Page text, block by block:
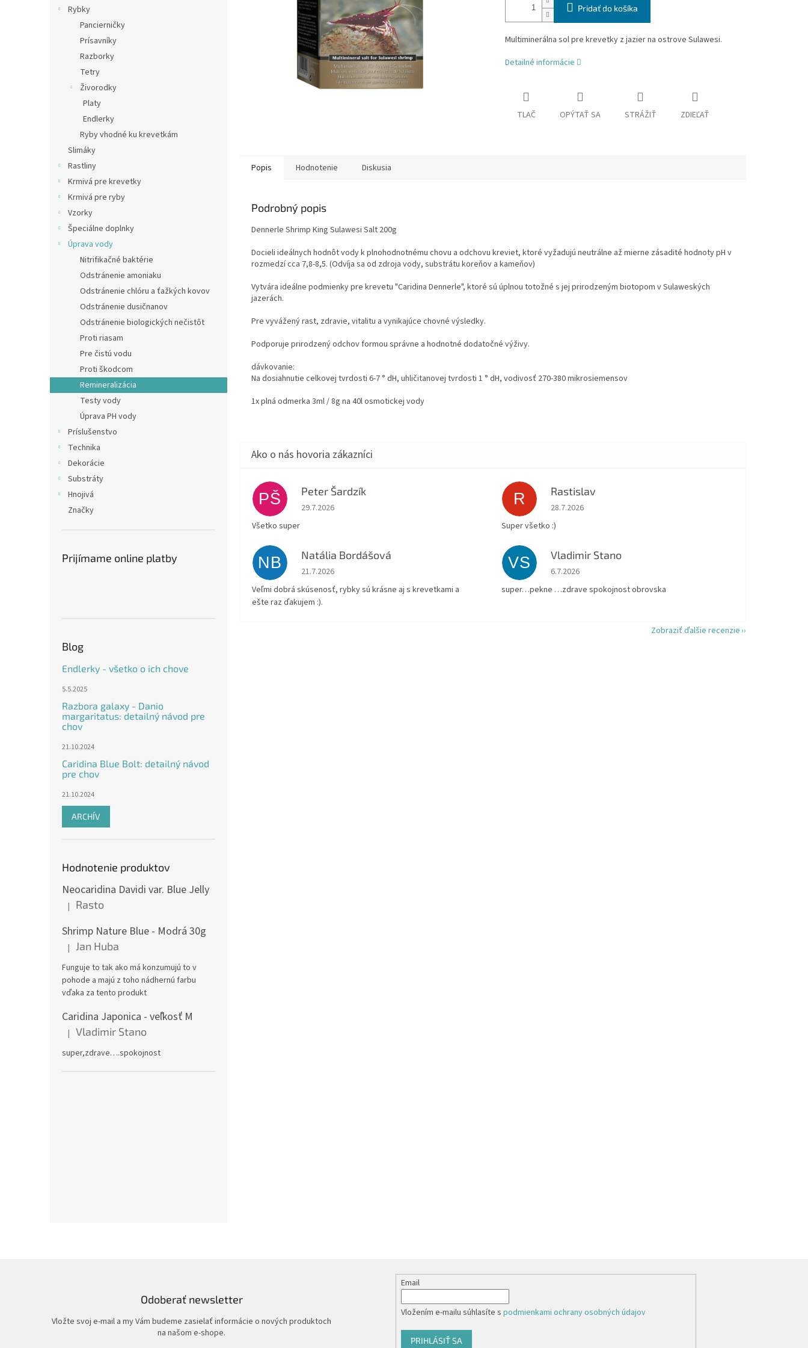
Rybky
Pancierničky
Prísavníky
Razborky
Tetry
Živorodky
Platy
Endlerky
Ryby vhodné ku krevetkám
Slimáky
Rastliny
Krmivá pre krevetky
Krmivá pre ryby
Vzorky
Špeciálne doplnky
Úprava vody
Nitrifikačné baktérie
Odstránenie amoniaku
Odstránenie chlóru a ťažkých kovov
Odstránenie dusičnanov
Odstránenie biologických nečistôt
Proti riasam
Pre čistú vodu
Proti škodcom
Remineralizácia
Testy vody
Úprava PH vody
Príslušenstvo
Technika
Dekorácie
Substráty
Hnojivá
Značky
Prijímame online platby
Blog
Endlerky - všetko o ich chove
5.5.2025
Razbora galaxy - Danio
margaritatus: detailný návod pre
chov
21.10.2024
Caridina Blue Bolt: detailný návod
pre chov
21.10.2024
ARCHÍV
Hodnotenie produktov
Neocaridina Davidi var. Blue Jelly
Hodnotenie produktu je 5 z 5 hviezdičiek.
| Rasto
Shrimp Nature Blue - Modrá 30g
Hodnotenie produktu je 5 z 5 hviezdičiek.
| Jan Huba
Funguje to tak ako má konzumujú to v
pohode a majú z toho nádhernú farbu
vďaka za tento produkt
Caridina Japonica - veľkosť M
Hodnotenie produktu je 5 z 5 hviezdičiek.
| Vladimir Stano
super,zdrave….spokojnost
Pridať do košíka
Multiminerálna sol pre krevetky z jazier na ostrove Sulawesi.
Detailné informácie
TLAČ OPÝTAŤ SA STRÁŽIŤ ZDIEĽAŤ
Popis Hodnotenie Diskusia
Podrobný popis
Dennerle Shrimp King Sulawesi Salt 200g
Docieli ideálnych hodnôt vody k plnohodnotnému chovu a odchovu kreviet, ktoré vyžadujú neutrálne až mierne zásadité hodnoty pH v
rozmedzí cca 7,8-8,5. (Odvíja sa od zdroja vody, substrátu koreňov a kameňov)
Vytvára ideálne podmienky pre krevetu "Caridina Dennerle", ktoré sú úplnou totožné s jej prirodzeným biotopom v Sulaweských
jazerách.
Pre vyvážený rast, zdravie, vitalitu a vynikajúce chovné výsledky.
Podporuje prirodzený odchov formou správne a hodnotné dodatočné výživy.
dávkovanie:
Na dosiahnutie celkovej tvrdosti 6-7 ° dH, uhličitanovej tvrdosti 1 ° dH, vodivosť 270-380 mikrosiemensov
1x plná odmerka 3ml / 8g na 40l osmotickej vody
PŠ Peter Šardzík
Hodnotenie obchodu je 5 z 5 hviezdičiek.
29.7.2026
Všetko super
R Rastislav
Hodnotenie obchodu je 5 z 5 hviezdičiek.
28.7.2026
Super všetko :)
NB Natália Bordášová
Hodnotenie obchodu je 5 z 5 hviezdičiek.
21.7.2026
Veľmi dobrá skúsenosť, rybky sú krásne aj s krevetkami a
ešte raz ďakujem :).
VS Vladimir Stano
Hodnotenie obchodu je 5 z 5 hviezdičiek.
6.7.2026
super…pekne …zdrave spokojnost obrovska
Zobraziť ďalšie recenzie
Odoberať newsletter
Vložte svoj e-mail a my Vám budeme zasielať informácie o nových produktoch
na našom e-shope.
Email
Vložením e-mailu súhlasíte spodmienkami ochrany osobných údajov
PRIHLÁSIŤ SA